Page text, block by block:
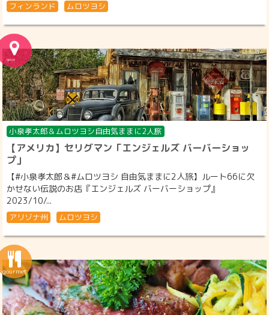
フィンランド ムロツヨシ
小泉孝太郎＆ムロツヨシ自由気ままに2人旅
【アメリカ】セリグマン「エンジェルズ バーバーショッ
プ」
【#小泉孝太郎＆#ムロツヨシ 自由気ままに2人旅】ルート66に欠
かせない伝説のお店『エンジェルズ バーバーショップ』
2023/10/...
アリゾナ州 ムロツヨシ